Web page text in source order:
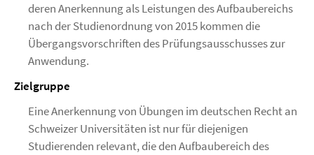
deren Anerkennung als Leistungen des Aufbaubereichs
nach der Studienordnung von 2015 kommen die
Übergangsvorschriften des Prüfungsausschusses zur
Anwendung.
Zielgruppe
Eine Anerkennung von Übungen im deutschen Recht an
Schweizer Universitäten ist nur für diejenigen
Studierenden relevant, die den Aufbaubereich des